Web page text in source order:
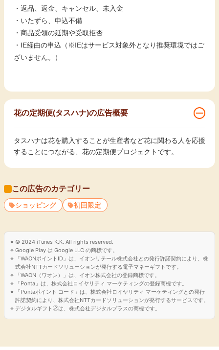
・返品、返金、キャンセル、未入金
・いたずら、申込不備
・商品受領の延期や受取拒否
・IE経由の申込（※IEはサービス対象外となり推奨環境ではご
ざいません。）
花の定期便(タスハナ)の広告概要
タスハナは花を購入することが生産者など花に関わる人を応援
することにつながる、花の定期便プロジェクトです。
この広告のカテゴリー
ショッピング 初回限定
© 2024 iTunes K.K. All rights reserved.
Google Play は Google LLC の商標です。
「WAONポイントID」は、イオンリテール株式会社との発行許諾契約により、株
式会社NTTカードソリューションが発行する電子マネーギフトです。
「WAON（ワオン）」は、イオン株式会社の登録商標です。
「Ponta」は、株式会社ロイヤリティ マーケティングの登録商標です。
「Pontaポイント コード」は、株式会社ロイヤリティ マーケティングとの発行
許諾契約により、株式会社NTTカードソリューションが発行するサービスです。
デジタルギフト🄬は、株式会社デジタルプラスの商標です。